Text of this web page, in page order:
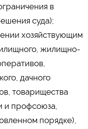
в
суда);
хозяйствующим
жилищно-
дачного
товарищества
и профсоюза,
порядке),